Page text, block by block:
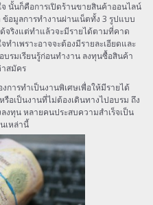
นั้นก็คือการเปิดร้านขายสินค้าออนไลน์
อมูลการทำงานผ่านเน็ตทั้ง 3 รูปแบบ
จริงแต่ทำแล้วจะมีรายได้ตามที่คาด
ำเพราะอาจจะต้องมีรายละเอียดและ
บรมเรียนรู้ก่อนทำงาน ลงทุนซื้อสินค้า
าสมัคร
ารทำเป็นงานพิเศษเพื่อให้มีรายได้
อเป็นงานที่ไม่ต้องเดินทางไปอบรม ถึง
งทุน หลายคนประสบความสำเร็จเป็น
เหล่านี้